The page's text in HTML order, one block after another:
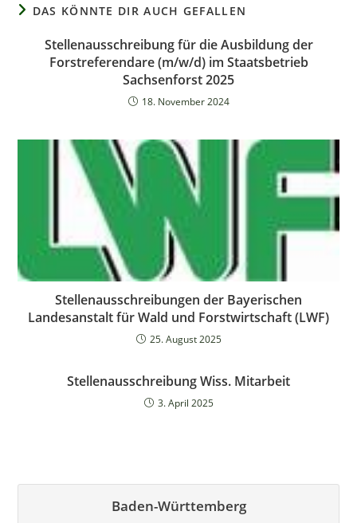
DAS KÖNNTE DIR AUCH GEFALLEN
Stellenausschreibung für die Ausbildung der
Forstreferendare (m/w/d) im Staatsbetrieb
Sachsenforst 2025
18. November 2024
Stellenausschreibungen der Bayerischen
Landesanstalt für Wald und Forstwirtschaft (LWF)
25. August 2025
Stellenausschreibung Wiss. Mitarbeit
3. April 2025
Baden-Württemberg